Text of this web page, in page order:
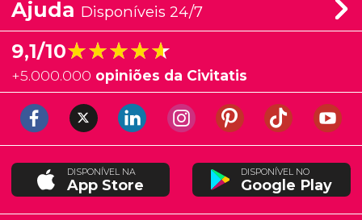
Ajuda Disponíveis 24/7
9,1/10★★★★★
★★★★★
+5.000.000 opiniões da Civitatis
DISPONÍVEL NA
App Store
DISPONÍVEL NO
Google Play